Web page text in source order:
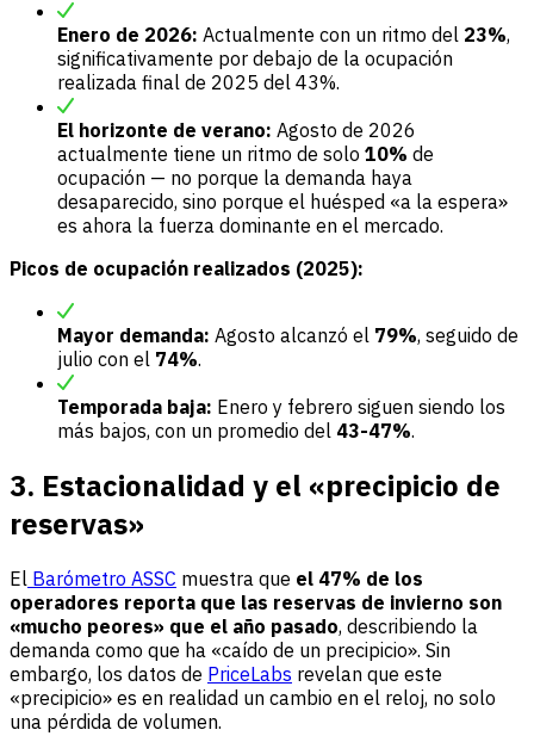
Enero de 2026: Actualmente con un ritmo del 23%,
significativamente por debajo de la ocupación
realizada final de 2025 del 43%.
El horizonte de verano: Agosto de 2026
actualmente tiene un ritmo de solo 10% de
ocupación — no porque la demanda haya
desaparecido, sino porque el huésped «a la espera»
es ahora la fuerza dominante en el mercado.
Picos de ocupación realizados (2025):
Mayor demanda: Agosto alcanzó el 79%, seguido de
julio con el 74%.
Temporada baja: Enero y febrero siguen siendo los
más bajos, con un promedio del 43-47%.
3. Estacionalidad y el «precipicio de
reservas»
El Barómetro ASSC muestra que el 47% de los
operadores reporta que las reservas de invierno son
«mucho peores» que el año pasado, describiendo la
demanda como que ha «caído de un precipicio». Sin
embargo, los datos de PriceLabs revelan que este
«precipicio» es en realidad un cambio en el reloj, no solo
una pérdida de volumen.